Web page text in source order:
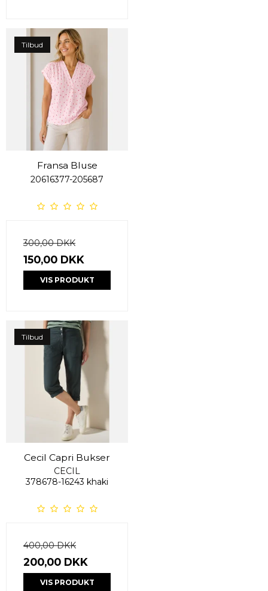
Tilbud
Fransa Bluse
20616377-205687
300,00 DKK
150,00 DKK
VIS PRODUKT
Tilbud
Cecil Capri Bukser
CECIL
378678-16243 khaki
400,00 DKK
200,00 DKK
VIS PRODUKT